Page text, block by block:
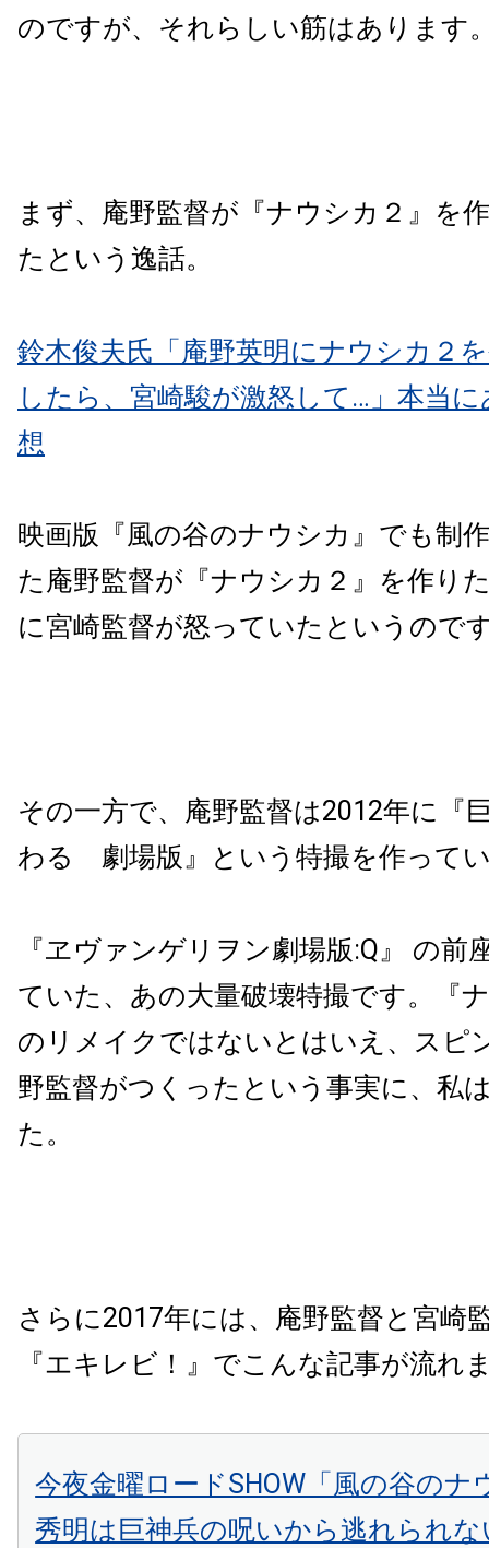
のですが、それらしい筋はあります
まず、庵野監督が『ナウシカ２』を
たという逸話。
鈴木俊夫氏「庵野英明にナウシカ２
したら、宮崎駿が激怒して…」本当
想
映画版『風の谷のナウシカ』でも制
た庵野監督が『ナウシカ２』を作り
に宮崎監督が怒っていたというので
その一方で、庵野監督は2012年に『
わる 劇場版』という特撮を作って
『ヱヴァンゲリヲン劇場版:Q』 の前
ていた、あの大量破壊特撮です。『
のリメイクではないとはいえ、スピ
野監督がつくったという事実に、私
た。
さらに2017年には、庵野監督と宮崎
『エキレビ！』でこんな記事が流れ
今夜金曜ロードSHOW「風の谷のナ
秀明は巨神兵の呪いから逃れられな